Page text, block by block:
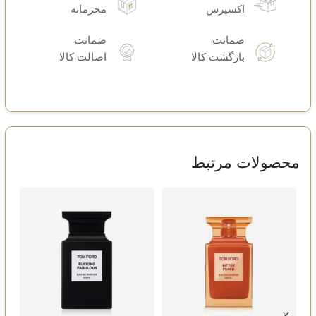
ضمانت
اصالت کالا
ضمانت
بازگشت کالا
محرمانه اکسپرس
محصولات مرتبط